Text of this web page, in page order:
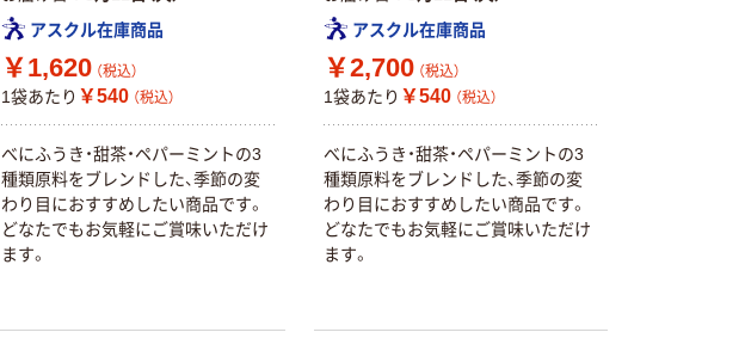
アスクル在庫商品
￥1,620 （税込）
1袋あたり ￥540 （税込）
べにふうき・甜茶・ペパーミントの3
種類原料をブレンドした、季節の変
わり目におすすめしたい商品です。
どなたでもお気軽にご賞味いただけ
ます。
アスクル在庫商品
￥2,700 （税込）
1袋あたり ￥540 （税込）
べにふうき・甜茶・ペパーミントの3
種類原料をブレンドした、季節の変
わり目におすすめしたい商品です。
どなたでもお気軽にご賞味いただけ
ます。
ゴミ袋 エコノミ
ータイプ 乳白半
透明 高密度タイ
プ 詰替用 バイ
オマス素材10％
￥616~ （税込）
アスクル はたら
く ふせん
50×15mm
￥386~ （税込） ￥358~